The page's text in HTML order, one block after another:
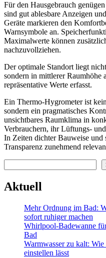
Für den Hausgebrauch
sind gut ablesbare Anzeigen
Geräte markieren den
Warnsymbole an.
Maximalwerte können
nachzuvollziehen.
Der optimale Standort liegt
sondern in mittlerer Raumhöhe
repräsentative Werte erfasst.
Ein Thermo-Hygrometer ist
sondern ein pragmatisches
unsichtbares Raumklima in
Verbrauchern, ihr Lüftungs-
In Zeiten dichter Bauweise und
Transparenz zunehmend
Aktuell
Mehr Ordnung im Bad:
sofort ruhiger machen
Whirlpool-Badewanne
Bad
Warmwasser zu kalt:
einstellen lässt